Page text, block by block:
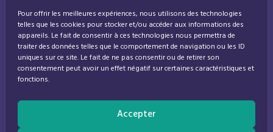
Pour offrir les meilleures expériences, nous utilisons des technologies
telles que les cookies pour stocker et/ou accéder aux informations des
appareils. Le fait de consentir à ces technologies nous permettra de
traiter des données telles que le comportement de navigation ou les ID
uniques sur ce site. Le fait de ne pas consentir ou de retirer son
consentement peut avoir un effet négatif sur certaines caractéristiques et
fonctions.
Accepter
Désinscription à tout moment.
J'accepte de recevoir des emails marketing conformément à la